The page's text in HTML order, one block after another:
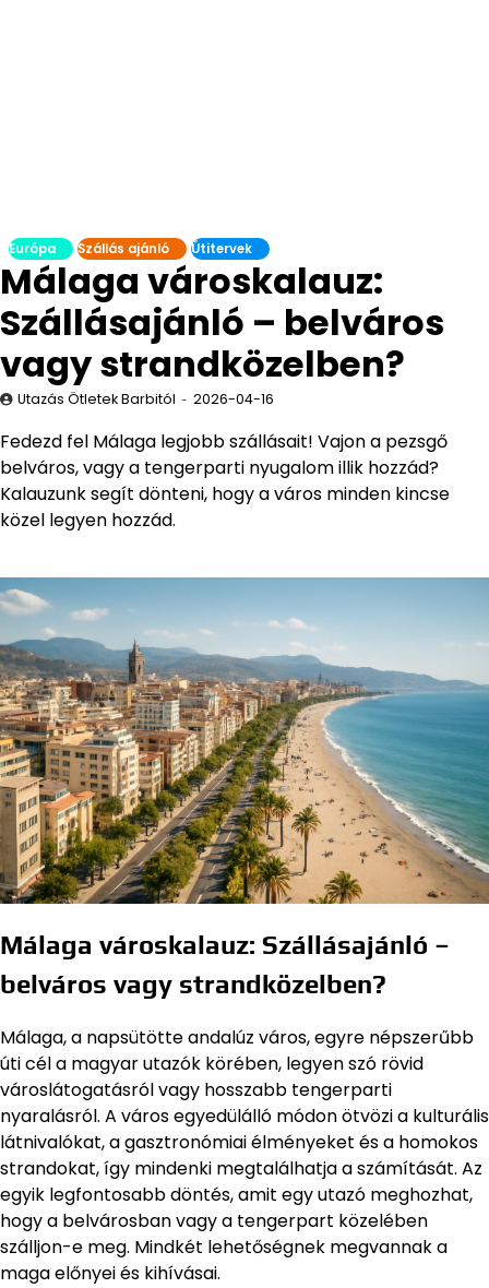
Európa Szállás ajánló Útitervek
Málaga városkalauz:
Szállásajánló – belváros
vagy strandközelben?
Utazás Ötletek Barbitól 2026-04-16
Fedezd fel Málaga legjobb szállásait! Vajon a pezsgő
belváros, vagy a tengerparti nyugalom illik hozzád?
Kalauzunk segít dönteni, hogy a város minden kincse
közel legyen hozzád.
Málaga városkalauz: Szállásajánló –
belváros vagy strandközelben?
Málaga, a napsütötte andalúz város, egyre népszerűbb
úti cél a magyar utazók körében, legyen szó rövid
városlátogatásról vagy hosszabb tengerparti
nyaralásról. A város egyedülálló módon ötvözi a kulturális
látnivalókat, a gasztronómiai élményeket és a homokos
strandokat, így mindenki megtalálhatja a számítását. Az
egyik legfontosabb döntés, amit egy utazó meghozhat,
hogy a belvárosban vagy a tengerpart közelében
szálljon-e meg. Mindkét lehetőségnek megvannak a
maga előnyei és kihívásai.